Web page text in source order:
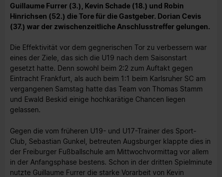
Guillaume Furrer (3.), Kevin Schade (18.) und Robin
Hinrichsen (52.) die Tore für die Gastgeber. Dorian Cevis
(37.) war der zwischenzeitliche Anschlusstreffer gelungen.
Die Effektivität vor dem gegnerischen Tor zu verbessern war
eines der Ziele, das sich die U19 nach dem Saisonstart
gesetzt hatte. Denn sowohl beim 2:2 zum Auftakt gegen
Eintracht Frankfurt, als auch beim 1:1 beim Karlsruher SC am
vergangenen Samstag hatte das Team von Thomas Stamm
und Ewald Beskid einige hochkarätige Chancen liegen
gelassen.
Gegen die vom früheren U19- und U17-Trainer des Sport-
Club, Sebastian Gunkel, betreuten Augsburger klappte dies in
der Freiburger Fußballschule am Mittwochvormittag vor allem
in der Anfangsphase bestens. Schon in der dritten Spielminute
nutzte Guillaume Furrer die starke Vorarbeit von Kevin